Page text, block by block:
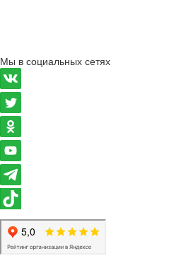
Мы в социальных сетях